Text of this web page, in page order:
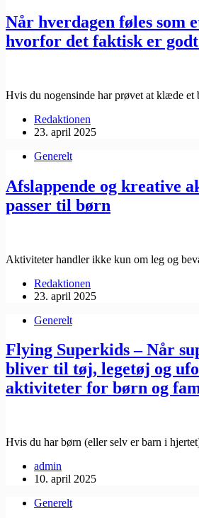
Når hverdagen føles som
hvorfor det faktisk er
Hvis du nogensinde har prøvet at klæde
Redaktionen
23. april 2025
Generelt
Afslappende og kreative
passer til børn
Aktiviteter handler ikke kun om leg og
Redaktionen
23. april 2025
Generelt
Flying Superkids – Når
bliver til tøj, legetøj og
aktiviteter for børn og
Hvis du har børn (eller selv er barn i
admin
10. april 2025
Generelt